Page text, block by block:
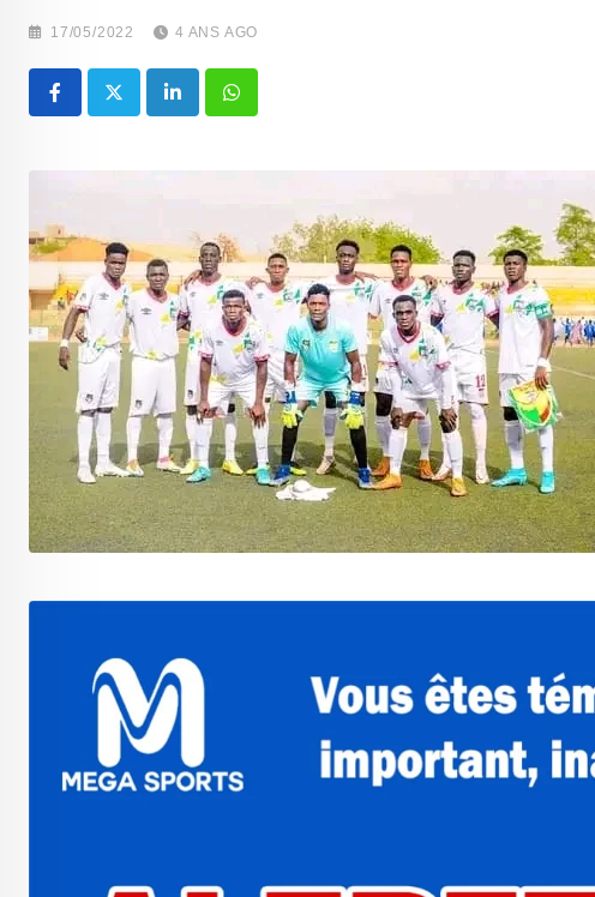
17/05/2022 4 ANS AGO
LinkedIn Whatsapp